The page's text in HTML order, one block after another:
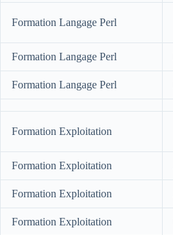
Formation Langage Perl
Formation Langage Perl
Formation Langage Perl
Formation Exploitation
Formation Exploitation
Formation Exploitation
Formation Exploitation